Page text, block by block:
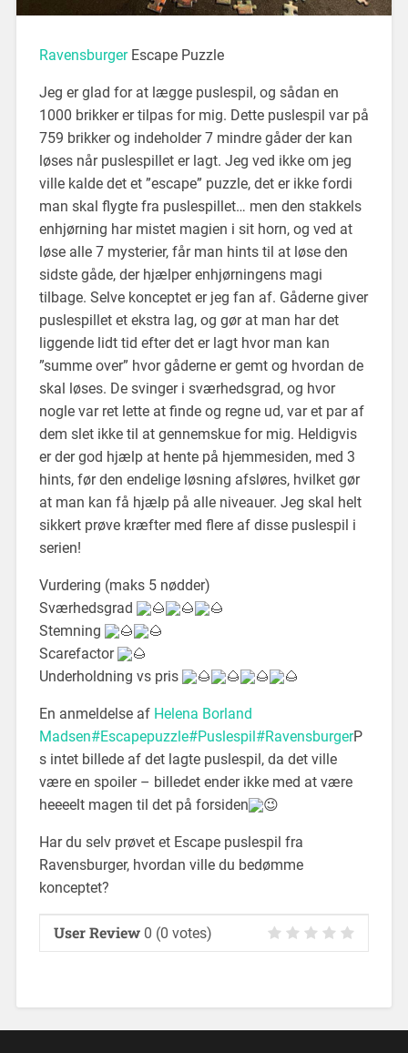
RavensburgerEscape Puzzle
Jeg er glad for at lægge puslespil, og sådan en
1000 brikker er tilpas for mig. Dette puslespil var på
759 brikker og indeholder 7 mindre gåder der kan
løses når puslespillet er lagt. Jeg ved ikke om jeg
ville kalde det et ”escape” puzzle, det er ikke fordi
man skal flygte fra puslespillet… men den stakkels
enhjørning har mistet magien i sit horn, og ved at
løse alle 7 mysterier, får man hints til at løse den
sidste gåde, der hjælper enhjørningens magi
tilbage. Selve konceptet er jeg fan af. Gåderne giver
puslespillet et ekstra lag, og gør at man har det
liggende lidt tid efter det er lagt hvor man kan
”summe over” hvor gåderne er gemt og hvordan de
skal løses. De svinger i sværhedsgrad, og hvor
nogle var ret lette at finde og regne ud, var et par af
dem slet ikke til at gennemskue for mig. Heldigvis
er der god hjælp at hente på hjemmesiden, med 3
hints, før den endelige løsning afsløres, hvilket gør
at man kan få hjælp på alle niveauer. Jeg skal helt
sikkert prøve kræfter med flere af disse puslespil i
serien!
Vurdering (maks 5 nødder)
Sværhedsgrad
Stemning
Scarefactor
Underholdning vs pris
En anmeldelse af Helena Borland
Madsen#Escapepuzzle#Puslespil#RavensburgerP
s intet billede af det lagte puslespil, da det ville
være en spoiler – billedet ender ikke med at være
heeeelt magen til det på forsiden
Har du selv prøvet et Escape puslespil fra
Ravensburger, hvordan ville du bedømme
konceptet?
User Review 0 (0 votes)